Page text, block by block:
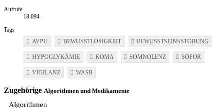
Aufrufe
18.094
Tags
AVPU
BEWUSSTLOSIGKEIT BEWUSSTSEINSSTÖRUNG
HYPOGLYKÄMIE KOMA SOMNOLENZ SOPOR
VIGILANZ WASB
Zugehörige Algorithmen und Medikamente
Algorithmen